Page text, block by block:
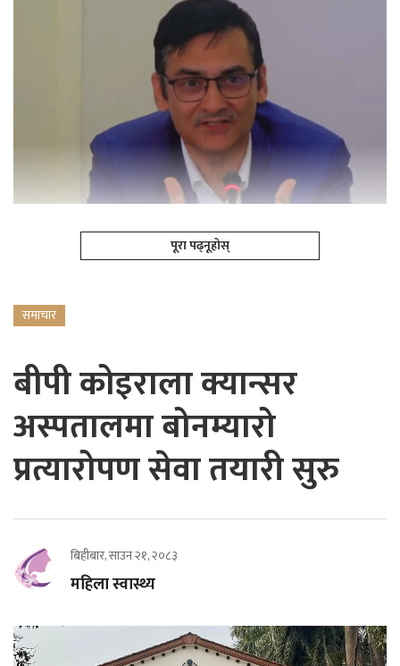
पूरा पढ्नूहोस्
समाचार
बीपी कोइराला क्यान्सर
अस्पतालमा बोनम्यारो
प्रत्यारोपण सेवा तयारी सुरु
बिहीबार, साउन २१, २०८३
महिला स्वास्थ्य